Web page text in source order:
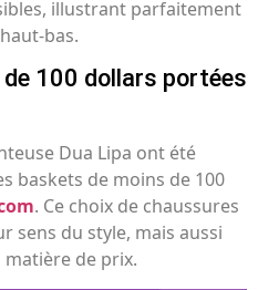
illustrant parfaitement
bas.
100 dollars portées
Dua Lipa ont été
baskets de moins de 100
. Ce choix de chaussures
sens du style, mais aussi
matière de prix.